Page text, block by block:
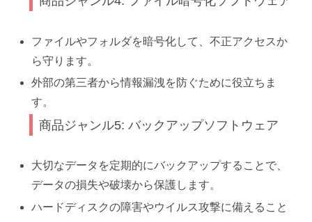
ファイルやフォルダを暗号化して、不正アクセスか
ら守ります。
外部の第三者から情報漏洩を防ぐために役立ちま
す。
商品ジャンル5: バックアップソフトウェア
大切なデータを定期的にバックアップすることで、
データの損失や破壊から保護します。
ハードディスクの障害やウイルス攻撃に備えること